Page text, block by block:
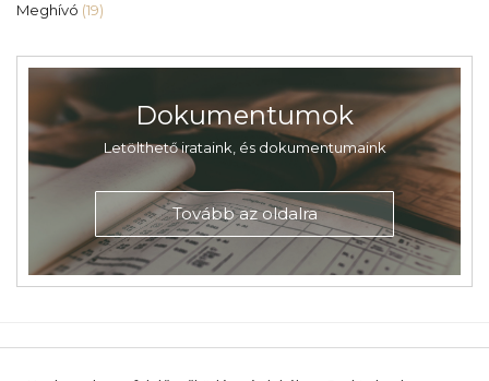
Meghívó (19)
Dokumentumok
Letölthető irataink, és dokumentumaink
Tovább az oldalra